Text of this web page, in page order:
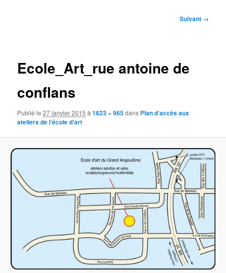
Suivant →
Ecole_Art_rue antoine de
conflans
Publié le27 janvier 2015 à1623 × 965dans Plan d’accès aux
ateliers de l’école d’art